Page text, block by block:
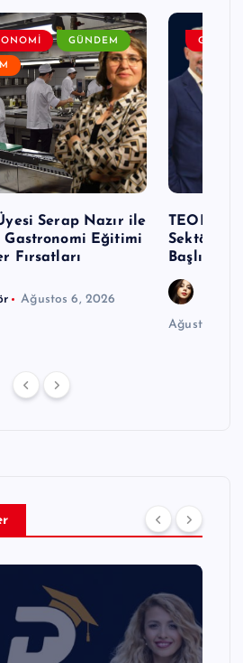
GÜNDEM
Serap Nazır ile
Gastronomi Eğitimi
Fırsatları
Ağustos 6, 2026
GENEL
TEODER
Başlıyor
Ağustos 6,